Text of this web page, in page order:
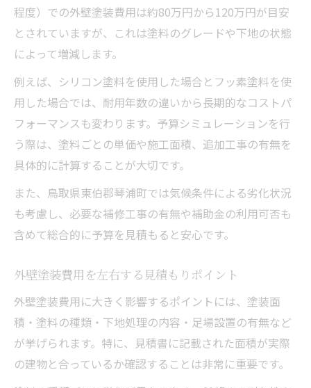
程度）での外壁塗装費用は約80万円から120万円が目安
とされていますが、これは塗料のグレードや下地の状態
によって増減します。
例えば、シリコン塗料を使用した場合とフッ素塗料を使
用した場合では、耐用年数の違いから長期的なコストパ
フォーマンスも変わります。予算シミュレーションを行
う際は、塗料ごとの単価や施工面積、追加工事の有無を
具体的に計算することが大切です。
また、鳥取県東伯郡琴浦町では気候条件による劣化状況
も考慮し、必要な補修工事の有無や補助金の利用可否も
含めて総合的に予算を見積もると安心です。
外壁塗装費用を左右する見積もりポイント
外壁塗装費用に大きく影響するポイントには、塗装面
積・塗料の種類・下地処理の内容・足場設置の有無など
が挙げられます。特に、見積書に記載された面積が実際
の建物と合っているか確認することは非常に重要です。